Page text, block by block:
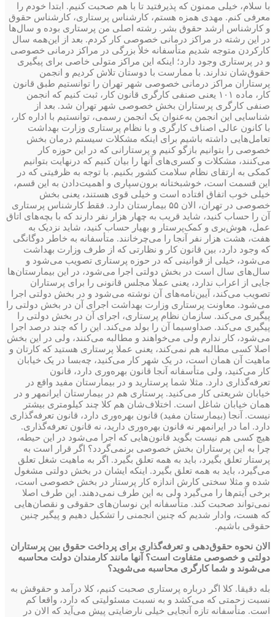
با سلام، خیلی ممنون که پذیرفتید تا با هم صحبت کنیم. ابتدا خودم را
معرفی کنم. مهدی همزه هستم، کارشناس پرستاری، کارشناس حقوق
و کارشناس ارشد حقوق بشر. رشته اصلی من پرستاری بوده و سال‌ها
در این رشته در مراکز درمانی خصوصی کار کردم. بعد از این‌همه سال
کارکردن متوجه شدیم متأسفانه خلأ بزرگی در مراکز درمانی خصوصی
و در پرستاری وجود دارد؛ اینکه این مراکز متولی خاصی برای پیگیری
حقوق‌شان ندارند. با ممارست با دوستان تلاش کردیم و انجمن
پرستاران مراکز درمانی خصوصی شهر تهران را توانستیم طبق قانون
کار، ماده ۱۰۱ یعنی صنفی کارگری قانون کار، ثبت کنیم که انجمن
صنفی کارگری پرستاران بخش خصوصی شهر تهران شد. بعد از
شناسایی این انجمن به‌عنوان یک انجمن رسمی، توانستیم با اداره کار،
با کانون عالی اصناف کارگری و با نظام پرستاری وزارت بهداشت
تعامل‌هایی داشته باشیم برای اینکه مشکلات سیستم درمان بخش
خصوصی را بتوانیم بازگو کنیم و پرستارانی که در این حوزه کار
می‌کنند، مشکلات و کسری‌های آنها را بیان کنیم که درنهایت بتوانیم
کمکی به ارتقای نظام سلامت کشور بکنیم. با توجه به ظرفیتی که در
این قسمت است، خوشبختانه برون‌سپاری و اهمیت‌دادن به این قسم،
خیلی خوب اتفاق افتاده است و خیلی قوی هستند، یعنی بخش
خصوصی در تهران، الان ۵۵ بیمارستان دارد. فقط کارشناس پرستاری
آن را حساب کنید، شاید قریب به چهار هزار نفر دارند که با بچه‌های اتاق
عمل، هوش‌بری و کمک‌پرستار و بهیار حساب کنید، شاید نزدیک به
هفت، هشت هزار نفر آنجا را می‌چرخانند. متأسفانه به‌ خاطر دوگانگی
که وجود دارد، بین قانون کار و نظارتی که از طرف وزارت بهداشت
می‌شود، خیلی از قوانینی که در حوزه پرستاری تصویب می‌شود و
سال‌های سال است در بخش دولتی اجرا می‌شود، در این بیمارستان‌ها
جایی از اعراب ندارد، یعنی عملا مجلس قانونی را برای پرستاران
تصویب می‌کند، آیین‌نامه‌های آن نوشته می‌شود و در بخش دولتی اجرا
می‌شود. معاونت پرستاری وزارت بهداشت اجرای آن در بخش دولتی را
پیگیری می‌کند. سازمان نظام پرستاری، اجرای آن در بخش دولتی را
پیگیری می‌کند. صداوسیما آن را بولد می‌کند. این را که چند درصد اجرا
می‌شود، کار ندارم ولی می‌خواهند و مطالبه می‌کنند، ولی در این بخش
اصلا کسی مطالبه هم نمی‌کند، یعنی عملا پرستاری هستید که کارتان و
ماهیت آن همان است، در یک شهر کار می‌کنید، چه‌بسا در یک خیابان
کار می‌کنید، ولی متأسفانه آنجا قانون بهره‌وری دارد، قانون
تعرفه‌گذاری دارد. مثلا شما پرستارید و در بیمارستان مفید واقع در
خیابان شریعتی کار می‌کنید. پرستاری هم در بیمارستان ایرانمهر و در
همان خیابان شاغل است. اختلاف‌شان هم کلا چند کیلومتری بیشتر
نیست. آنجا (بیمارستان مفید) قانون بهره‌وری دارد، قانون تعرفه‌گذاری
دارد. اما در ایرانمهر نه قانون بهره‌وری دارید، نه قانون تعرفه‌گذاری.
هیچ کسی هم نیست بگوید قانون‌هایی که اجرا می‌شود در این حیطه،
چرا به این پرستاران بخش خصوصی برنمی‌گردد؟ اگر قرار است به
پرستار تعلق بگیرد، باید به همه تعلق بگیرد. اگر به ماهیت شغل تعلق
می‌گیرد، باید به همه تعلق بگیرد. اینکه ایشان در بخش دولتی مشغول
شده و مثلا سختی کارش اندازه کار پرستار در بخش خصوصی است،
برخی آیتم‌ها را می‌گیرد ولی به این طرف نمی‌دهند. این طرف اصلا
نمی‌تواند صحبت کند. متأسفانه این نوسان‌های حقوقی و نقصان‌هایی
که هست، وادار شدیم که چنین انجمنی را تشکیل دهیم و پیگیر چنین
حقوقی باشیم.
الان نحوه حقوق‌دهی و تعرفه‌گذاری برای پرداخت حقوق بین پرستاران
دولتی و خصوصی متفاوت است؟ آنها مانند کارمندان دولت محاسبه
می‌شوند و شما کارگری محاسبه می‌شوید؟
بله دقیقا. کلا اگر درباره پرستاری صحبت کنیم، کلا درآمد و حقوقش به
نسبت زحمتی که می‌کشد و به نسبت مسئولیتی که دارد، واقعا کم
است. متأسفانه تازه آنجایی خیلی نارضایتی پیش می‌آید که الان در